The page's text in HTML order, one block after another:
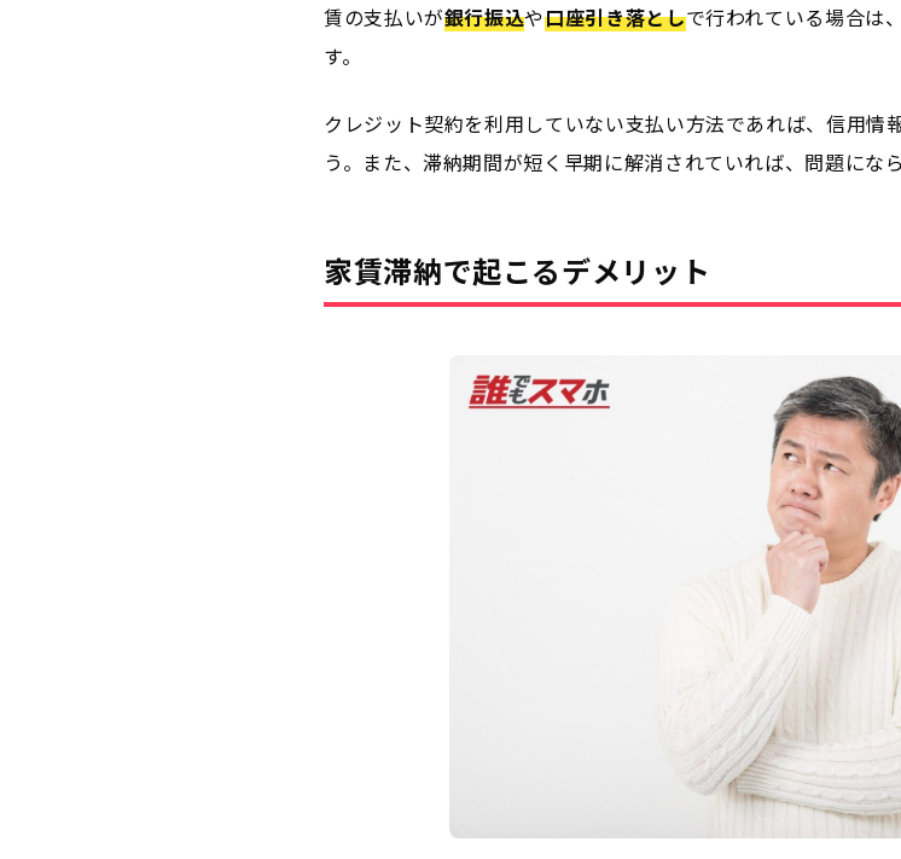
賃の支払いが銀行振込や口座引き落としで行われている場合は
す。
クレジット契約を利用していない支払い方法であれば、信用情
う。また、滞納期間が短く早期に解消されていれば、問題にな
家賃滞納で起こるデメリット